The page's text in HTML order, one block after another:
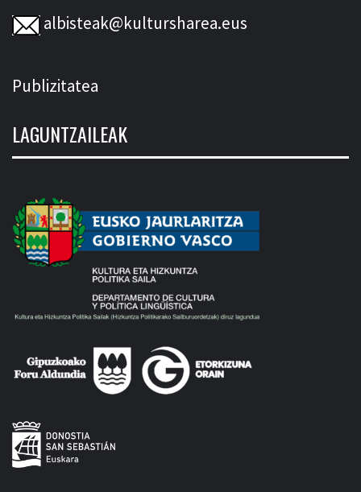
albisteak@kultursharea.eus
Publizitatea
LAGUNTZAILEAK